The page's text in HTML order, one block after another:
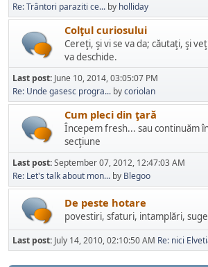
Re: Trântori paraziti ce... by holliday
Colţul curiosului
Cereţi, şi vi se va da; căutaţi, şi
va deschide.
Last post: June 10, 2014, 03:05:07 PM
Re: Unde gasesc progra... bycoriolan
Cum pleci din ţară
Începem fresh... sau continuăm
secţiune
Last post:September 07, 2012, 12:47:03 AM
Re: Let's talk about mon... by Blegoo
De peste hotare
povestiri, sfaturi, intamplări,
Last post: July 14, 2010, 02:10:50 AM Re: nici